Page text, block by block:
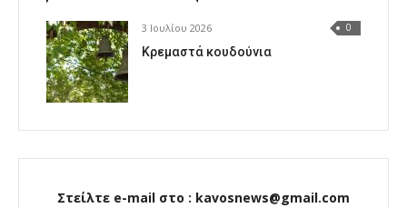
3 Ιουλίου 2026 0
Κρεμαστά κουδούνια
Στείλτε e-mail στο : kavosnews@gmail.com